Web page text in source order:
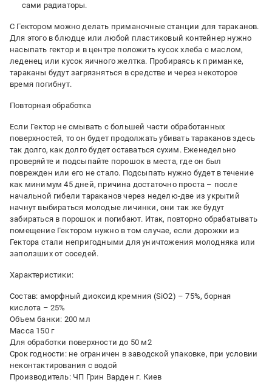
сами радиаторы.
С Гектором можно делать приманочные станции для тараканов.
Для этого в блюдце или любой пластиковый контейнер нужно
насыпать гектор и в центре положить кусок хлеба с маслом,
леденец или кусок яичного желтка. Пробираясь к приманке,
тараканы будут загрязняться в средстве и через некоторое
время погибнут.
Повторная обработка
Если Гектор не смывать с большей части обработанных
поверхностей, то он будет продолжать убивать тараканов здесь
так долго, как долго будет оставаться сухим. Еженедельно
проверяйте и подсыпайте порошок в места, где он был
поврежден или его не стало. Подсыпать нужно будет в течение
как минимум 45 дней, причина достаточно проста – после
начальной гибели тараканов через неделю-две из укрытий
начнут выбираться молодые личинки, они так же будут
забираться в порошок и погибают. Итак, повторно обрабатывать
помещение Гектором нужно в том случае, если дорожки из
Гектора стали непригодными для уничтожения молодняка или
заползших от соседей.
Характеристики:
Состав: аморфный диоксид кремния (SiO2) – 75%, борная
кислота – 25%
Объем банки: 200 мл
Масса 150 г
Для обработки поверхности до 50 м2
Срок годности: не ограничен в заводской упаковке, при условии
неконтактирования с водой
Производитель: ЧП Грин Варден г. Киев